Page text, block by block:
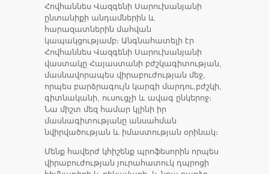
Հովհաննես Վազգենի Սարուխանյանի
ընտանիքի անդամներին և
հարազատներին մահվան
կապակցությամբ։ Անգնահատելի էր
Հովհաննես Վազգենի Սարուխանյանի
վաստակը Հայաստանի բժշկագիտության,
մասնավորապես վիրաբուժության մեջ,
որպես բարձրագույն կարգի մարդու,բժշկի,
գիտնականի, ուսուցչի և ավագ ընկերոջ։
Նա միշտ մեզ համար կլինի իր
մասնագիտությանը անսահման
նվիրվածության և իմաստության օրինակ։
Մենք հավերժ կհիշենք պրոֆեսորին որպես
վիրաբուժության յուրահատուկ դպրոցի